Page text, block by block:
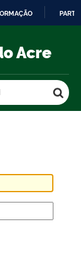
Acre
Buscar no portal